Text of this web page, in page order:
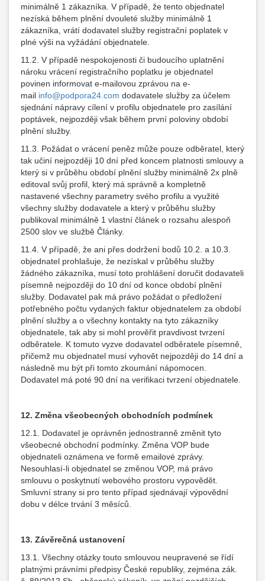
minimálně 1 zákazníka. V případě, že tento objednatel
nezíská během plnění dvouleté služby minimálně 1
zákazníka, vrátí dodavatel služby registrační poplatek v
plné výši na vyžádání objednatele.
11.2. V případě nespokojenosti či budoucího uplatnění
nároku vrácení registračního poplatku je objednatel
povinen informovat e-mailovou zprávou na e-
mail info@podpora24.com dodavatele služby za účelem
sjednání nápravy cílení v profilu objednatele pro zasílání
poptávek, nejpozději však během první poloviny období
plnění služby.
11.3. Požádat o vrácení peněz může pouze odběratel, který
tak učiní nejpozději 10 dní před koncem platnosti smlouvy a
který si v průběhu období plnění služby minimálně 2x plně
editoval svůj profil, který má správně a kompletně
nastavené všechny parametry svého profilu a využité
všechny služby dodavatele a který v průběhu služby
publikoval minimálně 1 vlastní článek o rozsahu alespoň
2500 slov ve službě Články.
11.4. V případě, že ani přes dodržení bodů 10.2. a 10.3.
objednatel prohlašuje, že nezískal v průběhu služby
žádného zákazníka, musí toto prohlášení doručit dodavateli
písemně nejpozději do 10 dní od konce období plnění
služby. Dodavatel pak má právo požádat o předložení
potřebného počtu vydaných faktur objednatelem za období
plnění služby a o všechny kontakty na tyto zákazníky
objednatele, tak aby si mohl prověřit pravdivost tvrzení
odběratele. K tomuto vyzve dodavatel odběratele písemně,
přičemž mu objednatel musí vyhovět nejpozději do 14 dní a
následně mu být při tomto zkoumání nápomocen.
Dodavatel má poté 90 dní na verifikaci tvrzení objednatele.
12. Změna všeobecných obchodních podmínek
12.1. Dodavatel je oprávněn jednostranně změnit tyto
všeobecné obchodní podmínky. Změna VOP bude
objednateli oznámena ve formě emailové zprávy.
Nesouhlasí-li objednatel se změnou VOP, má právo
smlouvu o poskytnutí webového prostoru vypovědět.
Smluvní strany si pro tento případ sjednávají výpovědní
dobu v délce trvání 3 měsíců.
13. Závěrečná ustanovení
13.1. Všechny otázky touto smlouvou neupravené se řídí
platnými právními předpisy České republiky, zejména zák.